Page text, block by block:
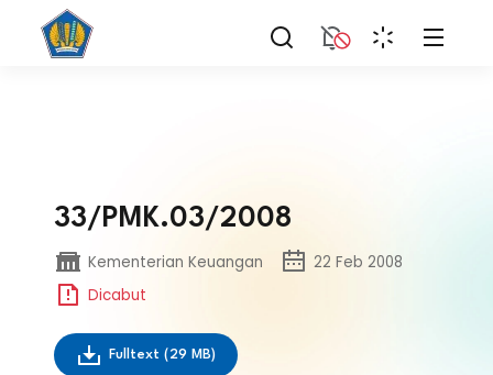
33/PMK.03/2008
Kementerian Keuangan
22 Feb 2008
Dicabut
Fulltext (29 MB)